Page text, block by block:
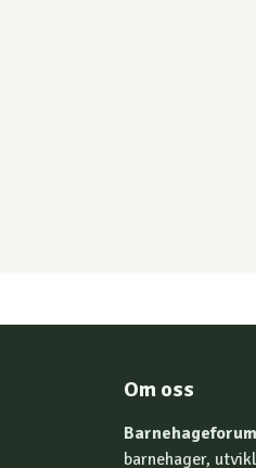
Om oss
Barnehageforum
barnehager,